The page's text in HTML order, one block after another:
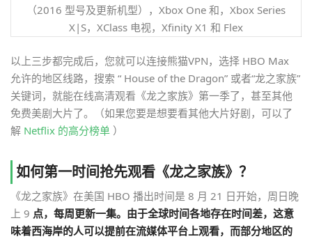
（2016 型号及更新机型），Xbox One 和，Xbox Series
X|S，XClass 电视，Xfinity X1 和 Flex
以上三步都完成后，您就可以连接熊猫VPN，选择 HBO Max
允许的地区线路，搜索 “ House of the Dragon” 或者“龙之家族”
关键词，就能在线高清观看《龙之家族》第一季了，甚至其他
免费美剧大片了。（如果您要是想要看其他大片好剧，可以了
解 Netflix 的高分榜单 ）
如何第一时间抢先观看《龙之家族》？
《龙之家族》在美国 HBO 播出时间是 8 月 21 日开始，周日晚
上 9 点，每周更新一集。由于全球时间各地存在时间差，这意
味着西海岸的人可以提前在流媒体平台上观看，而部分地区的